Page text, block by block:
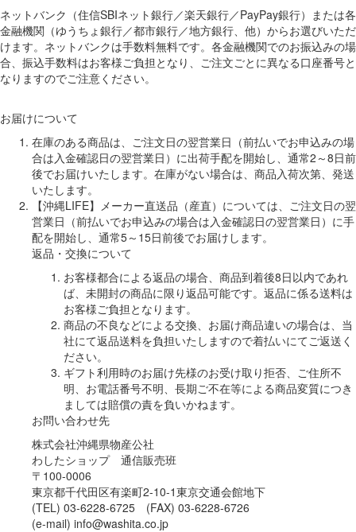
ネットバンク（住信SBIネット銀行／楽天銀行／PayPay銀行）または各
金融機関（ゆうちょ銀行／都市銀行／地方銀行、他）からお選びいただ
けます。ネットバンクは手数料無料です。各金融機関でのお振込みの場
合、振込手数料はお客様ご負担となり、ご注文ごとに異なる口座番号と
なりますのでご注意ください。
お届けについて
在庫のある商品は、ご注文日の翌営業日（前払いでお申込みの場
合は入金確認日の翌営業日）に出荷手配を開始し、通常2～8日前
後でお届けいたします。在庫がない場合は、商品入荷次第、発送
いたします。
【沖縄LIFE】メーカー直送品（産直）については、ご注文日の翌
営業日（前払いでお申込みの場合は入金確認日の翌営業日）に手
配を開始し、通常5～15日前後でお届けします。
返品・交換について
お客様都合による返品の場合、商品到着後8日以内であれ
ば、未開封の商品に限り返品可能です。返品に係る送料は
お客様ご負担となります。
商品の不良などによる交換、お届け商品違いの場合は、当
社にて返品送料を負担いたしますので着払いにてご返送く
ださい。
ギフト利用時のお届け先様のお受け取り拒否、ご住所不
明、お電話番号不明、長期ご不在等による商品変質につき
ましては賠償の責を負いかねます。
お問い合わせ先
株式会社沖縄県物産公社
わしたショップ 通信販売班
〒100-0006
東京都千代田区有楽町2-10-1東京交通会館地下
(TEL) 03-6228-6725 (FAX) 03-6228-6726
(e-mail) info@washita.co.jp